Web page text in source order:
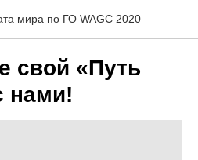
мира по ГО WAGC 2020
свой «Путь
нами!